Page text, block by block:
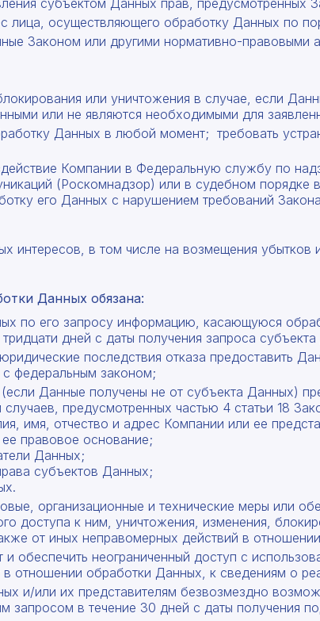
субъектом Данных прав, предусмотренных
лица, осуществляющего обработку Данных по
Законом или другими нормативно-правовыми
или уничтожения в случае, если
или не являются необходимыми для
Данных в любой момент; ­ требовать
Компании в Федеральную службу по
(Роскомнадзор) или в судебном порядке
его Данных с нарушением требований
интересов, в том числе на возмещения
Данных обязана:
по его запросу информацию, касающуюся
дней с даты получения запроса
последствия отказа предоставить
с федеральным законом;
Данные получены не от субъекта Данных)
предусмотренных частью 4 статьи 18
имя, отчество и адрес Компании или ее
правовое основание;
Данных;
субъектов Данных;
организационные и технические меры или
доступа к ним, уничтожения, изменения,
от иных неправомерных действий в
и обеспечить неограниченный доступ с
отношении обработки Данных, к сведениям о
и/или их представителям безвозмездно
запросом в течение 30 дней с даты получения